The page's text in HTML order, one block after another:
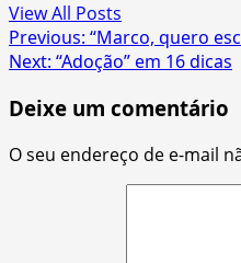
View All Posts
Post
navigation
Previous: “Marco, quero
Next: “Adoção” em 16 dicas
Deixe um comentário
O seu endereço de e-mail